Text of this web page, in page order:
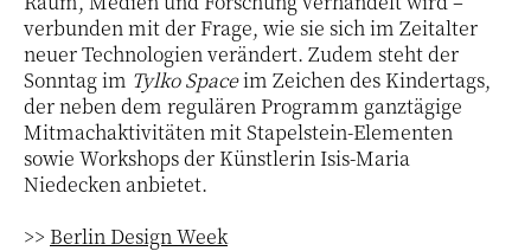
verbunden mit der Frage, wie sie sich im Zeitalter
neuer Technologien verändert. Zudem steht der
Sonntag im Tylko Spaceim Zeichen des Kindertags,
der neben dem regulären Programm ganztägige
Mitmachaktivitäten mit Stapelstein-Elementen
sowie Workshops der Künstlerin Isis-Maria
Niedecken anbietet.
>> Berlin Design Week